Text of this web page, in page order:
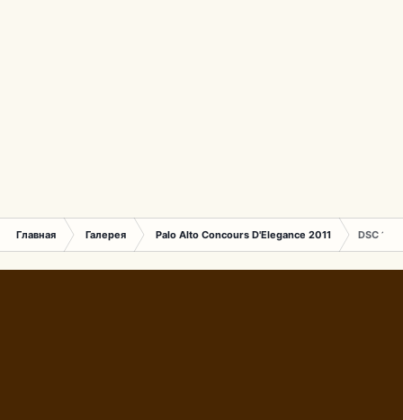
Главная Галерея Palo Alto Concours D'Elegance 2011 DSC